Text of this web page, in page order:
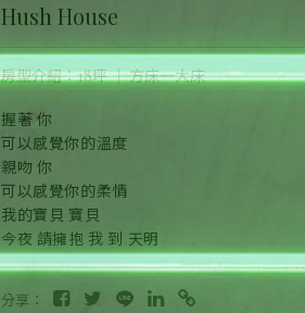
Hush House
房型介紹：18坪 ｜ 方床一大床
握著 你
可以感覺你的溫度
親吻 你
可以感覺你的柔情
我的寶貝 寶貝
今夜 請擁抱 我 到 天明
分享：